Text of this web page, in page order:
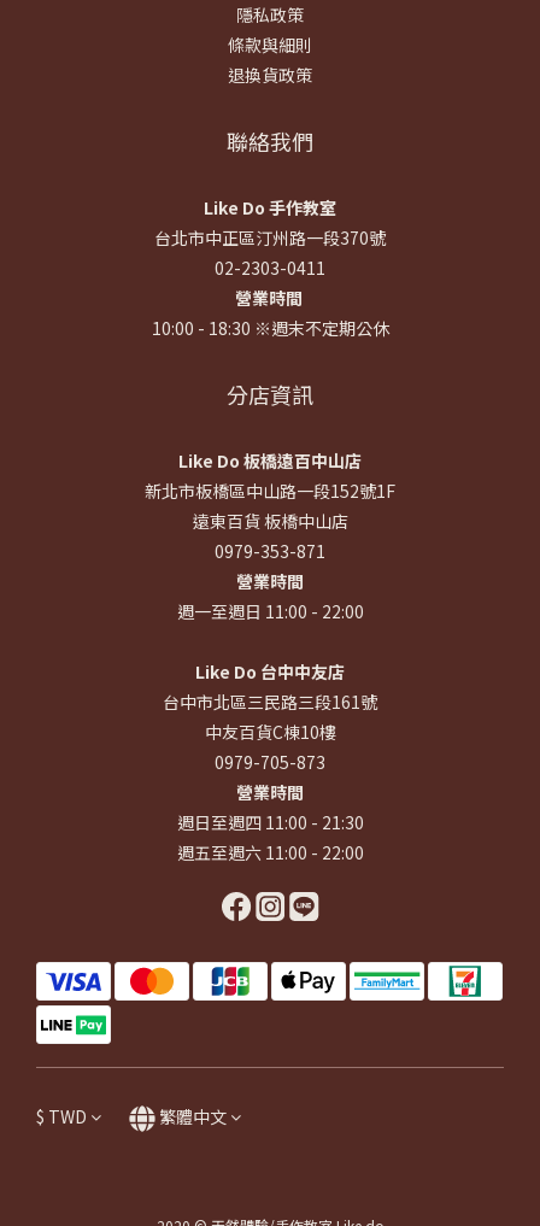
隱私政策
條款與細則
退換貨政策
聯絡我們
Like Do 手作教室
台北市中正區汀州路一段370號
02-2303-0411
營業時間
10:00 - 18:30 ※週末不定期公休
分店資訊
Like Do 板橋遠百中山店
新北市板橋區中山路一段152號1F
遠東百貨 板橋中山店
0979-353-871
營業時間
週一至週日 11:00 - 22:00
Like Do 台中中友店
台中市北區三民路三段161號
中友百貨C棟10樓
0979-705-873
營業時間
週日至週四 11:00 - 21:30
週五至週六 11:00 - 22:00
$ TWD 繁體中文